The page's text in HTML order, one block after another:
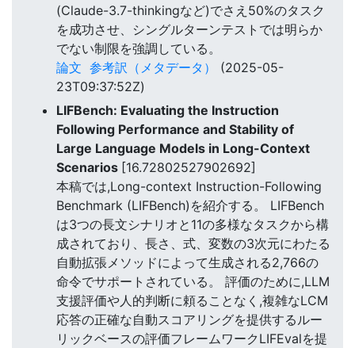
(Claude-3.7-thinkingなど)でさえ50%のタスク
を成功させ、シングルターンテストでは明らか
でない制限を強調している。
論文 参考訳（メタデータ）
(2025-05-
23T09:37:52Z)
LIFBench: Evaluating the Instruction
Following Performance and Stability of
Large Language Models in Long-Context
Scenarios [16.72802527902692]
本稿では,Long-context Instruction-Following
Benchmark (LIFBench)を紹介する。 LIFBench
は3つの長文シナリオと11の多様なタスクから構
成されており、長さ、式、変数の3次元にわたる
自動拡張メソッドによって生成される2,766の
命令でサポートされている。 評価のために,LLM
支援評価や人的判断に頼ることなく,複雑なLCM
応答の正確な自動スコアリングを提供するルー
リックベースの評価フレームワークLIFEvalを提